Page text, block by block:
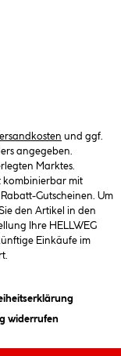
und ggf.
angegeben.
Marktes.
kombinierbar mit
Gutscheinen. Um
den Artikel in den
Ihre HELLWEG
Einkäufe im
(öffnet
Dialogfeld)
widerrufen